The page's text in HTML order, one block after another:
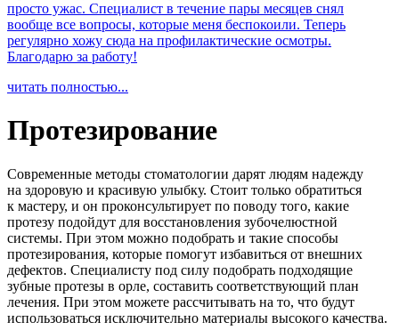
просто ужас. Специалист в течение пары месяцев снял
вообще все вопросы, которые меня беспокоили. Теперь
регулярно хожу сюда на профилактические осмотры.
Благодарю за работу!
читать полностью...
Протезирование
Современные методы стоматологии дарят людям надежду
на здоровую и красивую улыбку. Стоит только обратиться
к мастеру, и он проконсультирует по поводу того, какие
протезу подойдут для восстановления зубочелюстной
системы. При этом можно подобрать и такие способы
протезирования, которые помогут избавиться от внешних
дефектов. Специалисту под силу подобрать подходящие
зубные протезы в орле, составить соответствующий план
лечения. При этом можете рассчитывать на то, что будут
использоваться исключительно материалы высокого качества.